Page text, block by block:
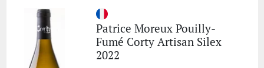
Patrice Moreux Pouilly-
Fumé Corty Artisan Silex
2022